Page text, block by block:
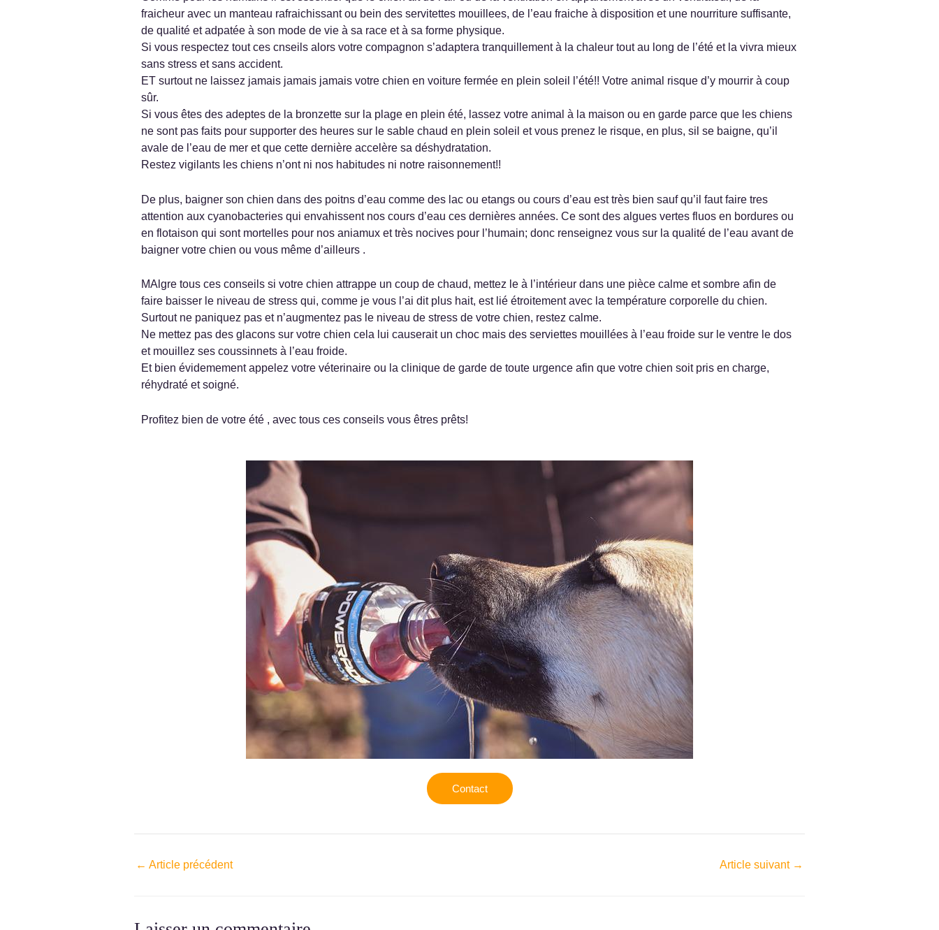
fraicheur avec un manteau rafraichissant ou bein des servitettes mouillees, de l’eau fraiche à disposition et une nourriture suffisante,
de qualité et adpatée à son mode de vie à sa race et à sa forme physique.
Si vous respectez tout ces cnseils alors votre compagnon s’adaptera tranquillement à la chaleur tout au long de l’été et la vivra mieux
sans stress et sans accident.
ET surtout ne laissez jamais jamais jamais votre chien en voiture fermée en plein soleil l’été!! Votre animal risque d’y mourrir à coup
sûr.
Si vous êtes des adeptes de la bronzette sur la plage en plein été, lassez votre animal à la maison ou en garde parce que les chiens
ne sont pas faits pour supporter des heures sur le sable chaud en plein soleil et vous prenez le risque, en plus, sil se baigne, qu’il
avale de l’eau de mer et que cette dernière accelère sa déshydratation.
Restez vigilants les chiens n’ont ni nos habitudes ni notre raisonnement!!
De plus, baigner son chien dans des poitns d’eau comme des lac ou etangs ou cours d’eau est très bien sauf qu’il faut faire tres
attention aux cyanobacteries qui envahissent nos cours d’eau ces dernières années. Ce sont des algues vertes fluos en bordures ou
en flotaison qui sont mortelles pour nos aniamux et très nocives pour l’humain; donc renseignez vous sur la qualité de l’eau avant de
baigner votre chien ou vous même d’ailleurs .
MAlgre tous ces conseils si votre chien attrappe un coup de chaud, mettez le à l’intérieur dans une pièce calme et sombre afin de
faire baisser le niveau de stress qui, comme je vous l’ai dit plus hait, est lié étroitement avec la température corporelle du chien.
Surtout ne paniquez pas et n’augmentez pas le niveau de stress de votre chien, restez calme.
Ne mettez pas des glacons sur votre chien cela lui causerait un choc mais des serviettes mouillées à l’eau froide sur le ventre le dos
et mouillez ses coussinnets à l’eau froide.
Et bien évidemement appelez votre véterinaire ou la clinique de garde de toute urgence afin que votre chien soit pris en charge,
réhydraté et soigné.
Profitez bien de votre été , avec tous ces conseils vous êtres prêts!
Contact
← Article précédent Article suivant →